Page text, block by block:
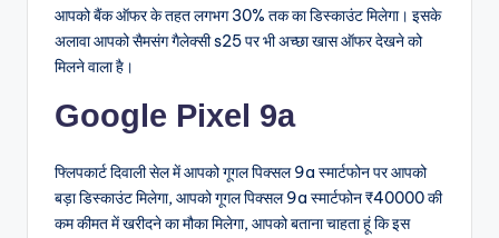
आपको बैंक ऑफर के तहत लगभग 30% तक का डिस्काउंट मिलेगा। इसके
अलावा आपको सैमसंग गैलेक्सी s25 पर भी अच्छा खास ऑफर देखने को
मिलने वाला है।
Google Pixel 9a
फ्लिपकार्ट दिवाली सेल में आपको गूगल पिक्सल 9a स्मार्टफोन पर आपको
बड़ा डिस्काउंट मिलेगा, आपको गूगल पिक्सल 9a स्मार्टफोन ₹40000 की
कम कीमत में खरीदने का मौका मिलेगा, आपको बताना चाहता हूं कि इस